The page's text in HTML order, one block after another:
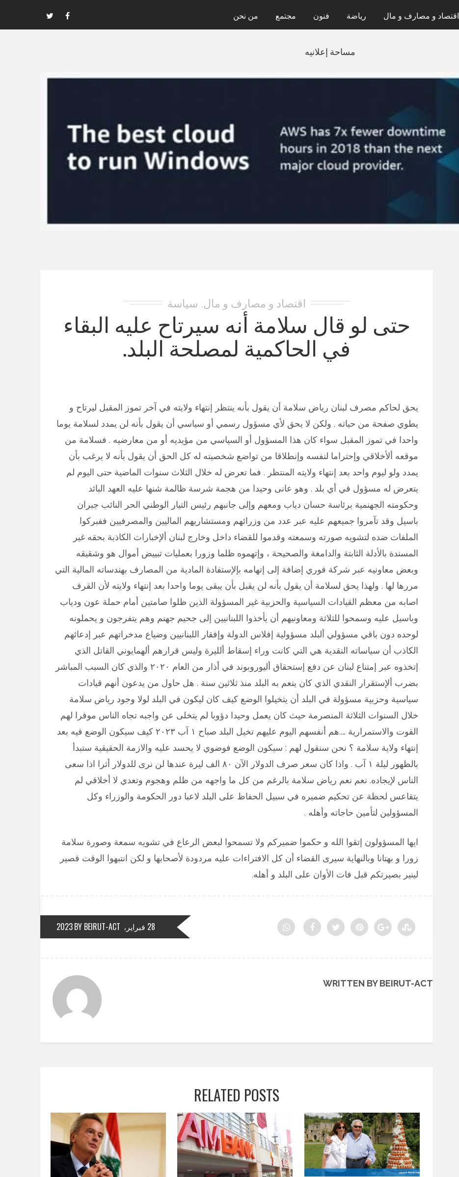
اقتصاد و مصارف و مال رياضة فنون مجتمع من نحن
مساحة إعلانيه
اقتصاد و مصارف و مال, سياسة
حتى لو قال سلامة أنه سيرتاح عليه البقاء
في الحاكمية لمصلحة البلد.
يحق لحاكم مصرف لبنان رياض سلامة أن يقول بأنه ينتظر إنتهاء ولايته في آخر تموز المقبل ليرتاح و
يطوي صفحة من حياته . ولكن لا يحق لأي مسؤول رسمي أو سياسي أن يقول بأنه لن يمدد لسلامة يوما
واحدا في تموز المقبل سواء كان هذا المسؤول أو السياسي من مؤيديه أو من معارضيه . فسلامة من
موقعه ألأخلاقي وإحتراما لنفسه وإنطلاقا من تواضع شخصيته له كل الحق أن يقول بأنه لا يرغب بأن
يمدد ولو ليوم واحد بعد إنتهاء ولايته المنتظر . فما تعرض له خلال الثلاث سنوات الماضية حتى اليوم لم
يتعرض له مسؤول في أي بلد . وهو عانى وحيدا من هجمة شرسة ظالمة شنها عليه العهد البائد
وحكومته الجهنمية برئاسة حسان دياب ومعهم وإلى جانبهم رئيس التيار الوطني الحر النائب جبران
باسيل وقد تآمروا جميعهم عليه عبر عدد من وزرائهم ومستشاريهم الماليين والمصرفيين ففبركوا
الملفات ضده لتشويه صورته وسمعته وقدموا للقضاء داخل وخارج لبنان ألإخبارات الكاذبة بحقه غير
المسندة بالأدلة الثابتة والدامغة والصحيحة ، وإتهموه ظلما وزورا بعمليات تبييض أموال هو وشقيقه
وبعض معاونيه عبر شركة فوري إضافة إلى إتهامه بإلإستفادة المادية من المصارف بهندساته المالية التي
مررها لها . ولهذا يحق لسلامة أن يقول بأنه لن يقبل بأن يبقى يوما واحدا بعد إنتهاء ولايته لأن القرف
اصابه من معظم القيادات السياسية والحزبية غير المسؤولة الذين ظلوا صامتين أمام حملة عون ودياب
وباسيل عليه وسمحوا للثلاثة ومعاونيهم أن يأخذوا اللبنانيين إلى جحيم جهنم وهم يتفرجون و يحملونه
لوحده دون باقي مسؤولي ألبلد مسؤولية إفلاس الدولة وإفقار اللبنانيين وضياع مدخراتهم عبر إدعائهم
الكاذب أن سياساته النقدية هي التي كانت وراء إسقاط ألليرة وليس قرارهم ألهمايوني القاتل الذي
إتخذوه عبر إمتناع لبنان عن دفع إستحقاق أليوروبوند في أذار من العام ٢٠٢٠ والذي كان السبب المباشر
بضرب ألإستقرار النقدي الذي كان ينعم به البلد منذ ثلاثين سنة . هل حاول من يدعون أنهم قيادات
سياسية وحزبية مسؤولة في البلد أن يتخيلوا الوضع كيف كان ليكون في البلد لولا وجود رياض سلامة
خلال السنوات الثلاثة المنصرمة حيث كان يعمل وحيدا دؤوبا لم يتخلى عن واجبه تجاه الناس موفرا لهم
القوت والاستمرارية …..هم أنفسهم اليوم عليهم تخيل البلد صباح ١ آب ٢٠٢٣ كيف سيكون الوضع فيه بعد
إنتهاء ولاية سلامة ؟ نحن سنقول لهم : سيكون الوضع فوضوي لا يحسد عليه والازمة الحقيقية ستبدأ
بالظهور ليلة ١ آب . واذا كان سعر صرف الدولار الآن ٨٠ الف ليرة عندها لن نرى للدولار أثرا اذا سعى
الناس لإيجاده. نعم نعم رياض سلامة بالرغم من كل ما واجهه من ظلم وهجوم وتعدي لا أخلاقي لم
يتقاعس لحظة عن تحكيم ضميره في سبيل الحفاظ على البلد لاعبا دور الحكومة والوزراء وكل
المسؤولين لتأمين حاجاته وأهله .
ايها المسؤولون إتقوا الله و حكموا ضميركم ولا تسمحوا لبعض الرعاع في تشويه سمعة وصورة سلامة
زورا و بهتانا وبالنهاية سيرى القضاء أن كل الافتراءات عليه مردودة لأصحابها و لكن انتبهوا الوقت قصير
لينير بصيرتكم قبل فات الأوان على البلد و أهله.
28 فبراير، 2023 BY BEIRUT-ACT
WRITTEN BY BEIRUT-ACT
RELATED POSTS